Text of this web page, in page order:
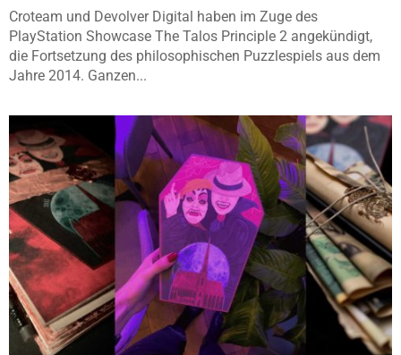
Croteam und Devolver Digital haben im Zuge des
PlayStation Showcase The Talos Principle 2 angekündigt,
die Fortsetzung des philosophischen Puzzlespiels aus dem
Jahre 2014. Ganzen...